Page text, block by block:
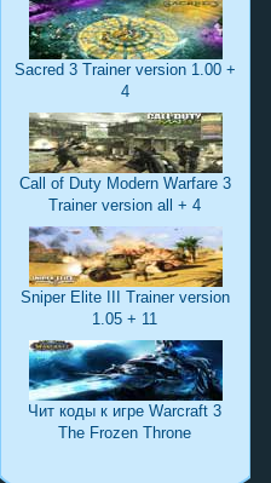
Sacred 3 Trainer version 1.00 +
4
Call of Duty Modern Warfare 3
Trainer version all + 4
Sniper Elite III Trainer version
1.05 + 11
Чит коды к игре Warcraft 3
The Frozen Throne